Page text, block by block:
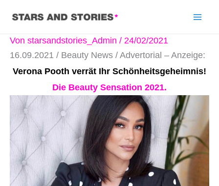
Von starsandstories_Admin / 24/02/2021
16.09.2021 / Beauty News / Advertorial – Anzeige:
Verona Pooth verrät Ihr Schönheitsgeheimnis!
Die Beauty Sensation 2021.